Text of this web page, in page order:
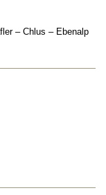
– Chlus – Ebenalp